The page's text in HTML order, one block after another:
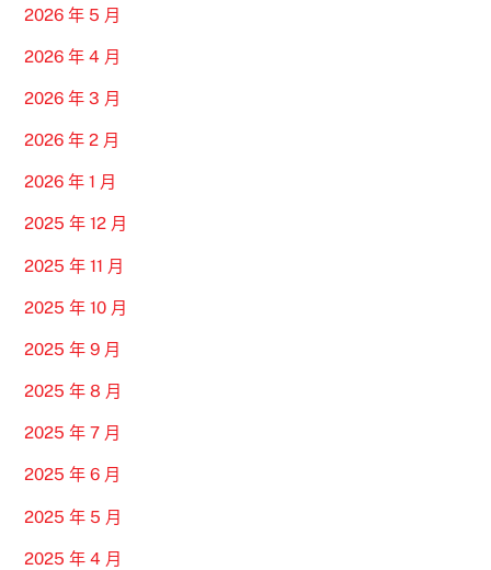
2026 年 5 月
2026 年 4 月
2026 年 3 月
2026 年 2 月
2026 年 1 月
2025 年 12 月
2025 年 11 月
2025 年 10 月
2025 年 9 月
2025 年 8 月
2025 年 7 月
2025 年 6 月
2025 年 5 月
2025 年 4 月